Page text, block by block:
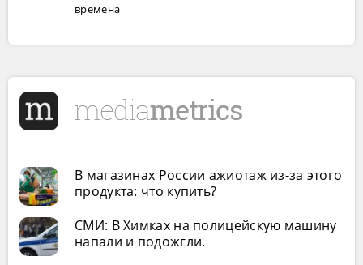
времена
В магазинах России ажиотаж из-за этого
продукта: что купить?
СМИ: В Химках на полицейскую машину
напали и подожгли.